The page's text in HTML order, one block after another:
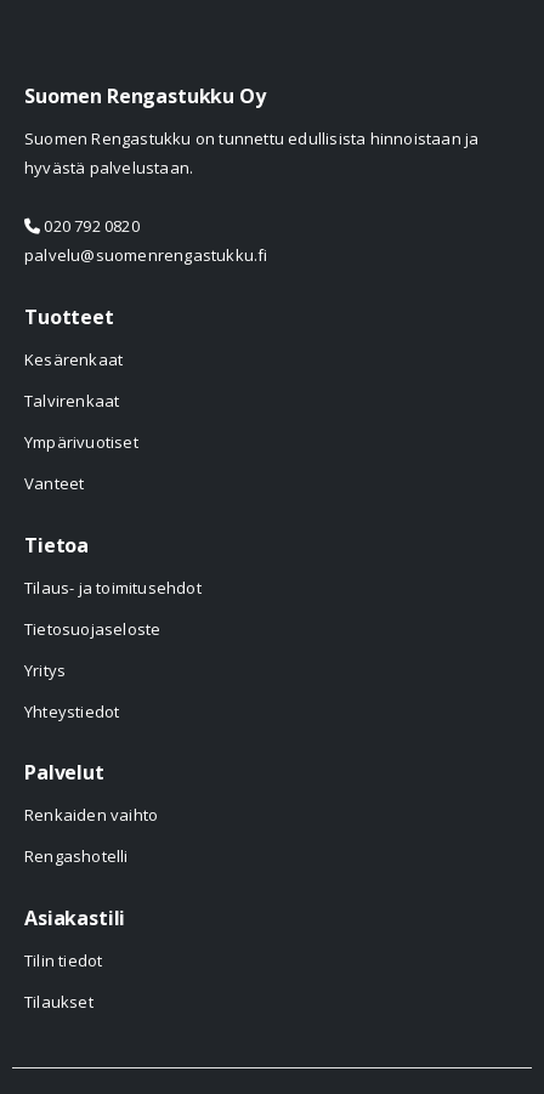
Suomen Rengastukku Oy
Suomen Rengastukku on tunnettu edullisista hinnoistaan ja
hyvästä palvelustaan.
020 792 0820
palvelu@suomenrengastukku.fi
Tuotteet
Kesärenkaat
Talvirenkaat
Ympärivuotiset
Vanteet
Tietoa
Tilaus- ja toimitusehdot
Tietosuojaseloste
Yritys
Yhteystiedot
Palvelut
Renkaiden vaihto
Rengashotelli
Asiakastili
Tilin tiedot
Tilaukset